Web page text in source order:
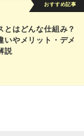
とはどんな仕組み？
いやメリット・デメ
説